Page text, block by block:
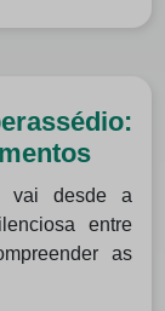
vai desde a
entre
as